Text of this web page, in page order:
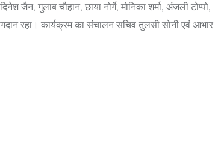
जैन, गुलाब चौहान, छाया नोर्गे, मोनिका शर्मा, अंजली टोप्पो,
रहा। कार्यक्रम का संचालन सचिव तुलसी सोनी एवं आभार